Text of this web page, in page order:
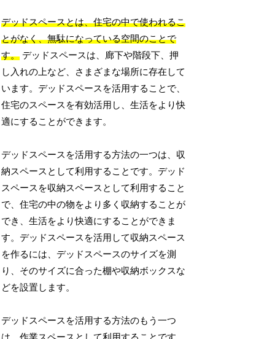
デッドスペースとは、住宅の中で使われるこ
とがなく、無駄になっている空間のことで
す。 デッドスペースは、廊下や階段下、押
し入れの上など、さまざまな場所に存在して
います。デッドスペースを活用することで、
住宅のスペースを有効活用し、生活をより快
適にすることができます。
デッドスペースを活用する方法の一つは、収
納スペースとして利用することです。デッド
スペースを収納スペースとして利用すること
で、住宅の中の物をより多く収納することが
でき、生活をより快適にすることができま
す。デッドスペースを活用して収納スペース
を作るには、デッドスペースのサイズを測
り、そのサイズに合った棚や収納ボックスな
どを設置します。
デッドスペースを活用する方法のもう一つ